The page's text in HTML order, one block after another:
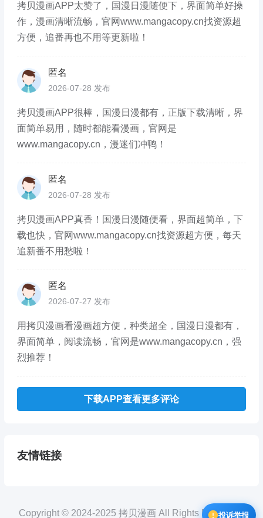
拷贝漫画APP太赞了，国漫日漫随便下，界面简单好操
作，漫画清晰流畅，官网www.mangacopy.cn找资源超
方便，追番再也不用等更新啦！
匿名
2026-07-28 发布
拷贝漫画APP很棒，国漫日漫都有，正版下载清晰，界
面简单易用，随时都能看漫画，官网是
www.mangacopy.cn，漫迷们冲鸭！
匿名
2026-07-28 发布
拷贝漫画APP真香！国漫日漫随便看，界面超简单，下
载也快，官网www.mangacopy.cn找资源超方便，每天
追新番不用愁啦！
匿名
2026-07-27 发布
用拷贝漫画看漫画超方便，种类超全，国漫日漫都有，
界面简单，阅读流畅，官网是www.mangacopy.cn，强
烈推荐！
下载APP查看更多评论
友情链接
Copyright © 2024-2025 拷贝漫画 All Rights Reserved.
投诉举报